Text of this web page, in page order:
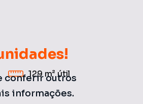
conferir outros
informações.
129 m² útil